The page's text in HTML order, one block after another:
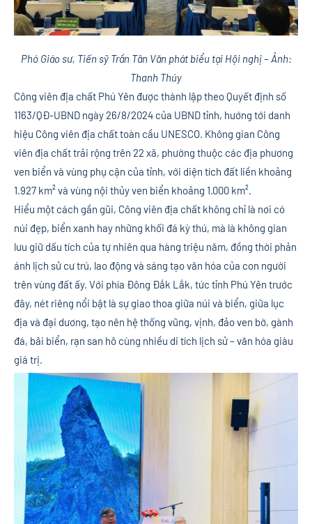
Phó Giáo sư, Tiến sỹ Trần Tân Văn phát biểu tại Hội nghị – Ảnh:
Thanh Thúy
Công viên địa chất Phú Yên được thành lập theo Quyết định số
1163/QĐ-UBND ngày 26/8/2024 của UBND tỉnh, hướng tới danh
hiệu Công viên địa chất toàn cầu UNESCO. Không gian Công
viên địa chất trải rộng trên 22 xã, phường thuộc các địa phương
ven biển và vùng phụ cận của tỉnh, với diện tích đất liền khoảng
1.927 km² và vùng nội thủy ven biển khoảng 1.000 km².
Hiểu một cách gần gũi, Công viên địa chất không chỉ là nơi có
núi đẹp, biển xanh hay những khối đá kỳ thú, mà là không gian
lưu giữ dấu tích của tự nhiên qua hàng triệu năm, đồng thời phản
ánh lịch sử cư trú, lao động và sáng tạo văn hóa của con người
trên vùng đất ấy. Với phía Đông Đắk Lắk, tức tỉnh Phú Yên trước
đây, nét riêng nổi bật là sự giao thoa giữa núi và biển, giữa lục
địa và đại dương, tạo nên hệ thống vũng, vịnh, đảo ven bờ, gành
đá, bãi biển, rạn san hô cùng nhiều di tích lịch sử – văn hóa giàu
giá trị.